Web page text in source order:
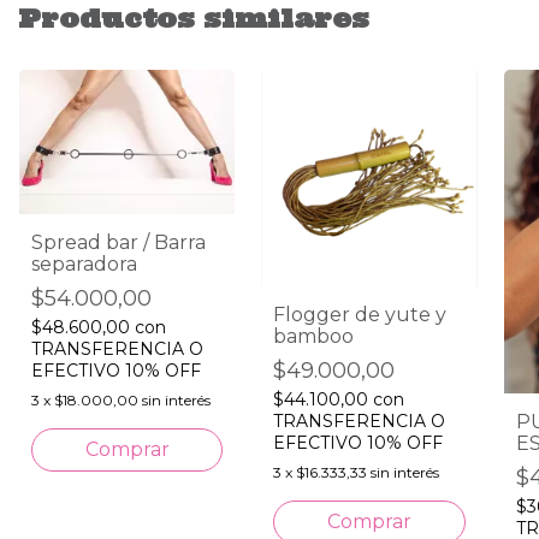
Productos similares
Spread bar / Barra
separadora
$54.000,00
$48.600,00 con
TRANSFERENCIA O
EFECTIVO 10% OFF
3 x $18.000,00 sin interés
Flogger de yute y
bamboo
$49.000,00
$44.100,00 con
TRANSFERENCIA O
EFECTIVO 10% OFF
3 x $16.333,33 sin interés